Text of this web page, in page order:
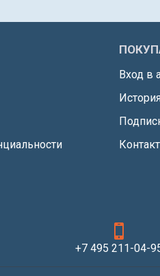
Вход в
+7 495 211-04-